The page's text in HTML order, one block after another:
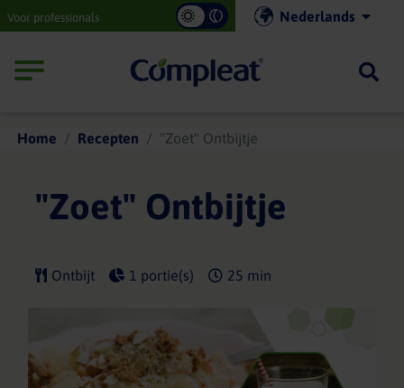
Main
Voor professionals Nederlands
Compleat
Home Recepten "Zoet" Ontbijtje
"Zoet" Ontbijtje
Ontbijt 1 portie(s) 25 min